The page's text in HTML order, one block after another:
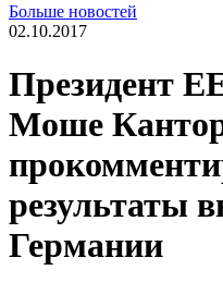
Больше новостей
02.10.2017
Президент
Моше
результаты
Германии